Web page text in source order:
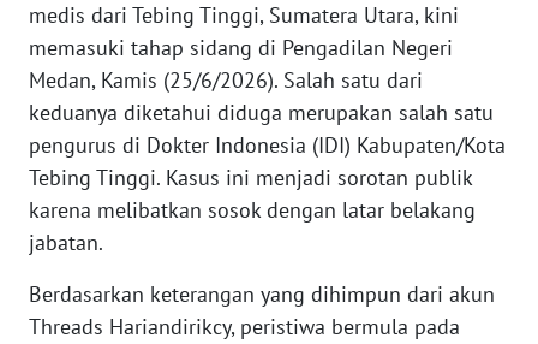
medis dari Tebing Tinggi, Sumatera Utara, kini
memasuki tahap sidang di Pengadilan Negeri
Medan, Kamis (25/6/2026). Salah satu dari
keduanya diketahui diduga merupakan salah satu
pengurus di Dokter Indonesia (IDI) Kabupaten/Kota
Tebing Tinggi. Kasus ini menjadi sorotan publik
karena melibatkan sosok dengan latar belakang
jabatan.
Berdasarkan keterangan yang dihimpun dari akun
Threads Hariandirikcy, peristiwa bermula pada
KAMI
PEDOMAN
MEDIA
SIBER
KARIR